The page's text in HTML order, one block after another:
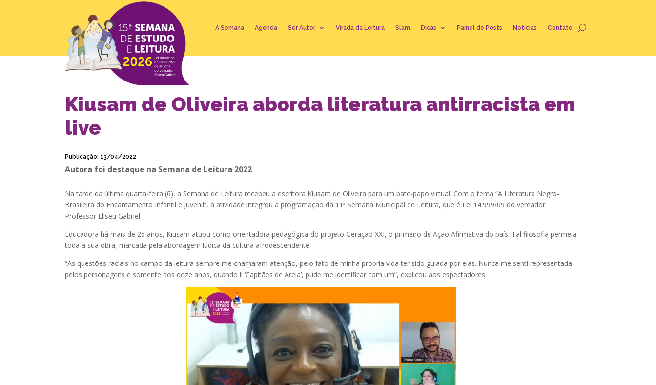
A Semana Agenda Ser Autor Virada da Leitura Slam Dicas Painel de Posts Notícias Contato
Kiusam de Oliveira aborda literatura antirracista em
live
Publicação: 13/04/2022
Autora foi destaque na Semana de Leitura 2022
Na tarde da última quarta-feira (6), a Semana de Leitura recebeu a escritora Kiusam de Oliveira para um bate-papo virtual. Com o tema “A Literatura Negro-
Brasileira do Encantamento Infantil e Juvenil”, a atividade integrou a programação da 11ª Semana Municipal de Leitura, que é Lei 14.999/09 do vereador
Professor Eliseu Gabriel.
Educadora há mais de 25 anos, Kiusam atuou como orientadora pedagógica do projeto Geração XXI, o primeiro de Ação Afirmativa do país. Tal filosofia permeia
toda a sua obra, marcada pela abordagem lúdica da cultura afrodescendente.
“As questões raciais no campo da leitura sempre me chamaram atenção, pelo fato de minha própria vida ter sido guiada por elas. Nunca me senti representada
pelos personagens e somente aos doze anos, quando li ‘Capitães de Areia’, pude me identificar com um”, explicou aos espectadores.